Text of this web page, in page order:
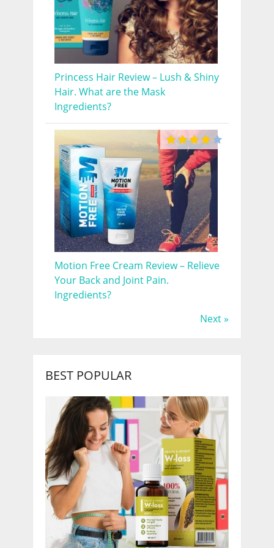
Princess Hair Review – Lush & Shiny
Hair. What are the Mask
Ingredients?
Motion Free Cream Review – Relieve
Your Back and Joint Pain.
Ingredients?
Next »
BEST POPULAR